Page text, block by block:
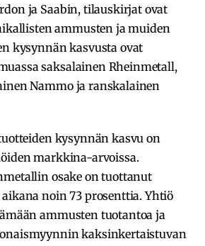
ja Saabin, tilauskirjat ovat
ammusten ja muiden
kysynnän kasvusta ovat
saksalainen Rheinmetall,
Nammo ja ranskalainen
kysynnän kasvu on
markkina-arvoissa.
osake on tuottanut
noin 73 prosenttia. Yhtiö
ammusten tuotantoa ja
kaksinkertaistuvan